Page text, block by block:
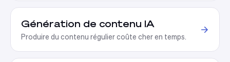
Génération de contenu IA
Produire du contenu régulier coûte cher en temps.